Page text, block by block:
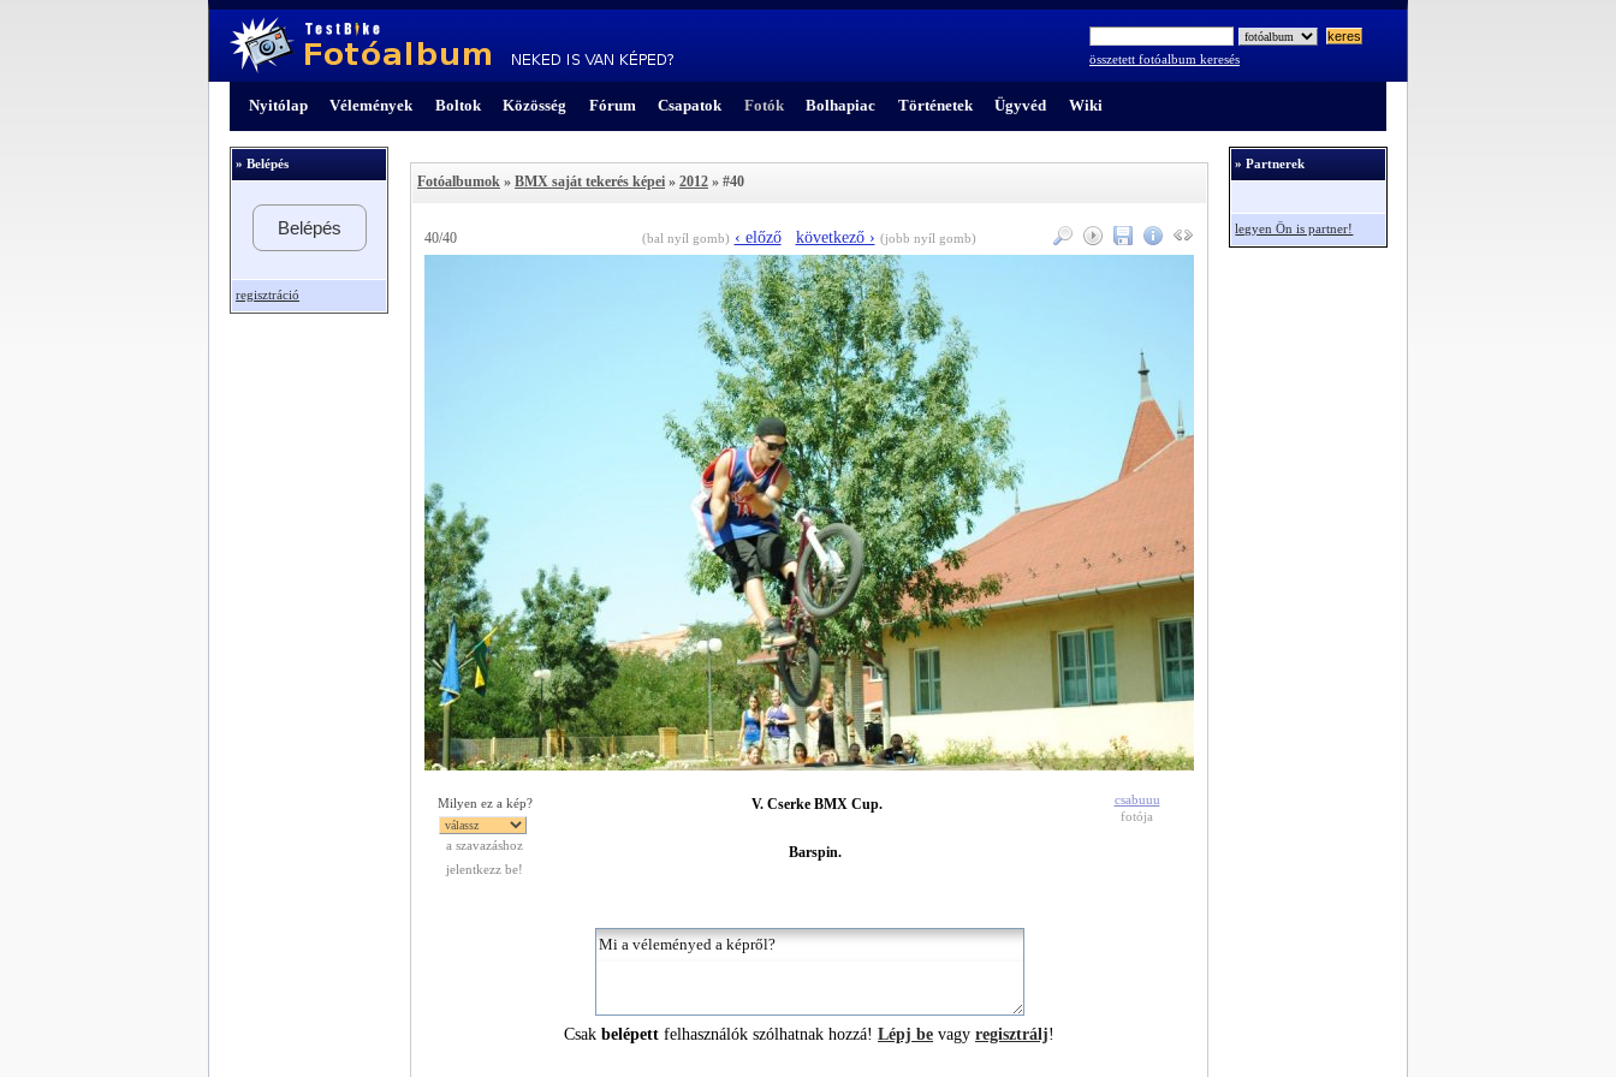
összetett fotóalbum keresés
Nyitólap Vélemények Boltok Közösség Fórum Csapatok Fotók Bolhapiac Történetek Ügyvéd Wiki
» Belépés
Belépés
regisztráció
Fotóalbumok » BMX saját tekerés képei » 2012 » #40
40/40 (bal nyíl gomb) ‹ előző következő › (jobb nyíl gomb)
Milyen ez a kép?
a szavazáshoz
jelentkezz be!
V. Cserke BMX Cup.
Barspin.
csabuuu
fotója
Csak belépett felhasználók szólhatnak hozzá! Lépj be vagy regisztrálj!
» Partnerek
legyen Ön is partner!